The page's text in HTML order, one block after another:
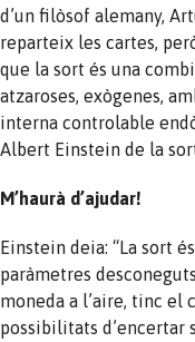
d’un filòsof alemany,
reparteix les cartes,
que la sort és una
atzaroses, exògenes,
interna controlable
Albert Einstein de la
M’haurà d’ajudar!
Einstein deia: “La sort
paràmetres
moneda a l’aire, tinc el
possibilitats d’encertar